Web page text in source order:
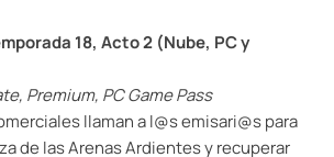
18, Acto 2 (Nube, PC y
Premium, PC Game Pass
llaman a l@s emisari@s para
de las Arenas Ardientes y recuperar